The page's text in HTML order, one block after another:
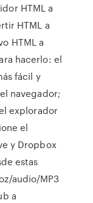
HTML a
HTML a
HTML a
hacerlo: el
fácil y
navegador;
explorador
el
y Dropbox
estas
audio/MP3
a